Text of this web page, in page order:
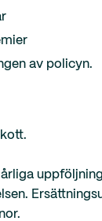
av policyn.